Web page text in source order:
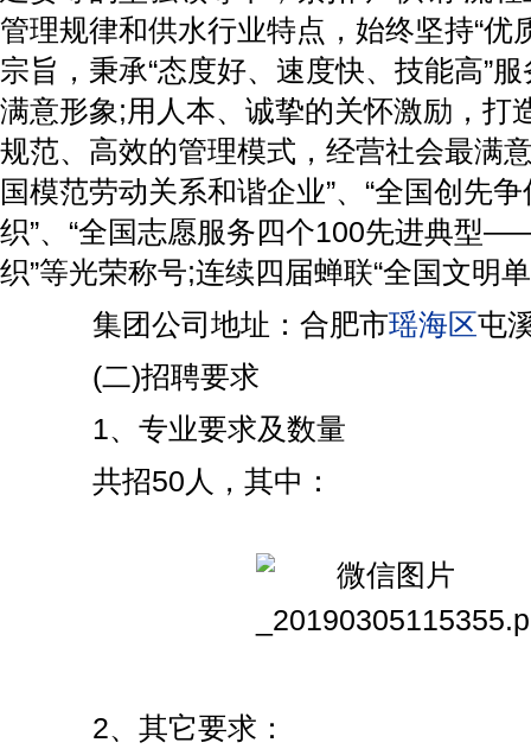
管理规律和供水行业特点，始终坚持“优
宗旨，秉承“态度好、速度快、技能高”
满意形象;用人本、诚挚的关怀激励，打
规范、高效的管理模式，经营社会最满
国模范劳动关系和谐企业”、“全国创先
织”、“全国志愿服务四个100先进典型
织”等光荣称号;连续四届蝉联“全国文明
集团公司地址：合肥市瑶海区屯
(二)招聘要求
1、专业要求及数量
共招50人，其中：
2、其它要求：